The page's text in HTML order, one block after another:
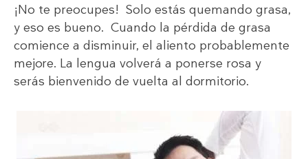
¡No te preocupes! Solo estás quemando grasa,
y eso es bueno. Cuando la pérdida de grasa
comience a disminuir, el aliento probablemente
mejore. La lengua volverá a ponerse rosa y
serás bienvenido de vuelta al dormitorio.